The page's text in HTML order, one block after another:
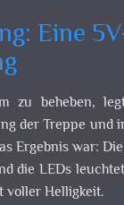
Eine
zu beheben,
der Treppe und
Ergebnis war:
die LEDs
voller Helligkeit.